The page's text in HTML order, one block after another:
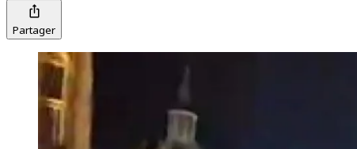
Partager